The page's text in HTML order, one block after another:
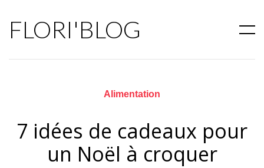
FLORI'BLOG
Alimentation
7 idées de cadeaux pour
un Noël à croquer